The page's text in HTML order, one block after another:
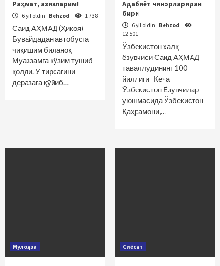
Раҳмат, азизларим!
6 yil oldin Behzod 1 738
Саид АҲМАД (Ҳикоя)
Бувайдадан автобусга
чиқишим биланоқ
Муаззамга кўзим тушиб
қолди. У тирсагини
деразага қўйиб…
Адабиёт чинорларидан
бири
6 yil oldin Behzod
12 501
Ўзбекистон халқ
ёзувчиси Саид АҲМАД
таваллудининг 100
йиллиги Кеча
Ўзбекистон Ёзувчилар
уюшмасида Ўзбекистон
Қаҳрамони,…
Мулоҳаза Сиёсат